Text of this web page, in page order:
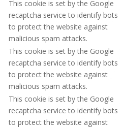
This cookie is set by the Google
recaptcha service to identify bots
to protect the website against
malicious spam attacks.
This cookie is set by the Google
recaptcha service to identify bots
to protect the website against
malicious spam attacks.
This cookie is set by the Google
recaptcha service to identify bots
to protect the website against